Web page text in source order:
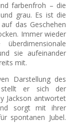
farbenfroh – die
grau. Es ist die
das Geschehen
Immer wieder
sie aufeinander
mit.
Darstellung des
stellt er sich der
Jackson antwortet
sorgt mit ihrer
spontanen Jubel.